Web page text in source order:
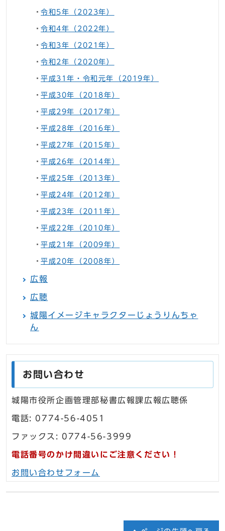
令和5年（2023年）
令和4年（2022年）
令和3年（2021年）
令和2年（2020年）
平成31年・令和元年（2019年）
平成30年（2018年）
平成29年（2017年）
平成28年（2016年）
平成27年（2015年）
平成26年（2014年）
平成25年（2013年）
平成24年（2012年）
平成23年（2011年）
平成22年（2010年）
平成21年（2009年）
平成20年（2008年）
広報
広聴
城陽イメージキャラクターじょうりんちゃ
ん
お問い合わせ
城陽市役所企画管理部秘書広報課広報広聴係
電話: 0774-56-4051
ファックス: 0774-56-3999
電話番号のかけ間違いにご注意ください！
お問い合わせフォーム